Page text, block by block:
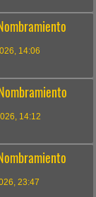
14:06
14:12
23:47